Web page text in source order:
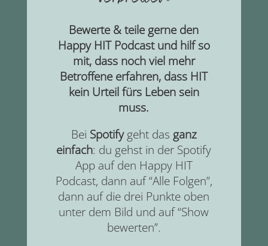
Bewerte & teile gerne den
Happy HIT Podcast und hilf so
mit, dass noch viel mehr
Betroffene erfahren, dass HIT
kein Urteil fürs Leben sein
muss.
Bei Spotifygeht das ganz
einfach: du gehst in der Spotify
App auf den Happy HIT
Podcast, dann auf “Alle Folgen”,
dann auf die drei Punkte oben
unter dem Bild und auf “Show
bewerten”.